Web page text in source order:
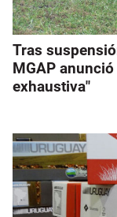
Tras
MGAP
exhaustiva"